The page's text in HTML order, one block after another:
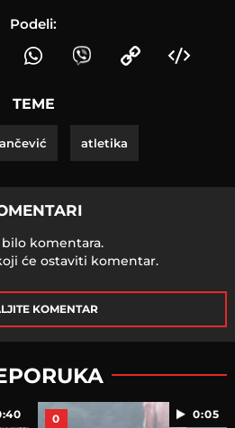
Podeli:
TEME
atletika
komentara.
će ostaviti komentar.
KOMENTAR
0:05
0